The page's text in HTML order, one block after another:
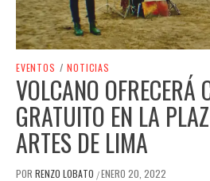
EVENTOS / NOTICIAS
VOLCANO OFRECERÁ
GRATUITO EN LA
ARTES DE LIMA
POR RENZO LOBATO /ENERO 20, 2022